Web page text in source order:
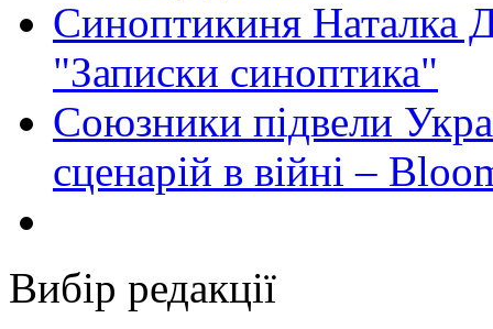
Синоптикиня Наталка
"Записки синоптика"
Союзники підвели
сценарій в війні –
Вибір редакції